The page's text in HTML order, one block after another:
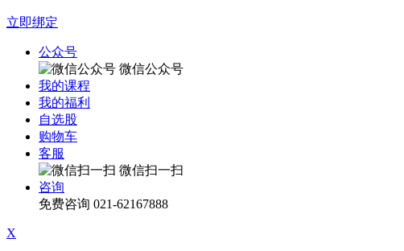
立即绑定
公众号
微信公众号
我的课程
我的福利
自选股
购物车
客服
微信扫一扫
咨询
免费咨询 021-62167888
X